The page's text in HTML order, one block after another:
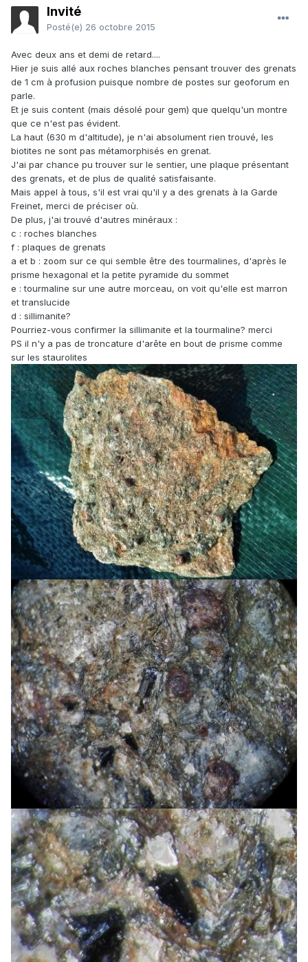
Invité
Posté(e) 26 octobre 2015
Avec deux ans et demi de retard....
Hier je suis allé aux roches blanches pensant trouver des grenats
de 1 cm à profusion puisque nombre de postes sur geoforum en
parle.
Et je suis content (mais désolé pour gem) que quelqu'un montre
que ce n'est pas évident.
La haut (630 m d'altitude), je n'ai absolument rien trouvé, les
biotites ne sont pas métamorphisés en grenat.
J'ai par chance pu trouver sur le sentier, une plaque présentant
des grenats, et de plus de qualité satisfaisante.
Mais appel à tous, s'il est vrai qu'il y a des grenats à la Garde
Freinet, merci de préciser où.
De plus, j'ai trouvé d'autres minéraux :
c : roches blanches
f : plaques de grenats
a et b : zoom sur ce qui semble être des tourmalines, d'après le
prisme hexagonal et la petite pyramide du sommet
e : tourmaline sur une autre morceau, on voit qu'elle est marron
et translucide
d : sillimanite?
Pourriez-vous confirmer la sillimanite et la tourmaline? merci
PS il n'y a pas de troncature d'arête en bout de prisme comme
sur les staurolites